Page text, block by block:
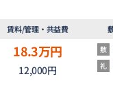
賃料/管理・共益費
18.3万円
12,000円
敷
礼